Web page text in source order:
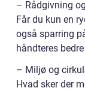
– Rådgivning
Får du kun en
også sparring
håndteres
– Miljø og
Hvad sker der